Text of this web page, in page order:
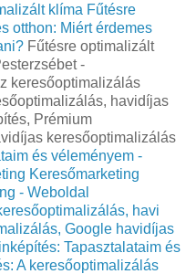
klíma Fűtésre
otthon: Miért érdemes
Fűtésre optimalizált
-
keresőoptimalizálás
havidíjas
Prémium
keresőoptimalizálás
és véleményem -
Keresőmarketing
- Weboldal
havi
Google havidíjas
Tapasztalataim és
A keresőoptimalizálás